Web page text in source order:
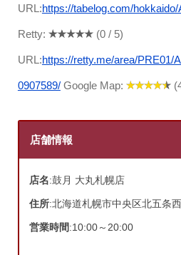
URL:https://tabelog.com/
Retty: (0 / 5)
URL:https://retty.me/area/PRE01/
0907589/Google Map:
店舗情報
店名:鼓月 大丸札幌店
住所:北海道札幌市中央区北五条
営業時間:10:00～20:00